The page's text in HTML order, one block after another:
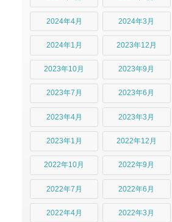
2024年4月 2024年3月
2024年1月 2023年12月
2023年10月 2023年9月
2023年7月 2023年6月
2023年4月 2023年3月
2023年1月 2022年12月
2022年10月 2022年9月
2022年7月 2022年6月
2022年4月 2022年3月